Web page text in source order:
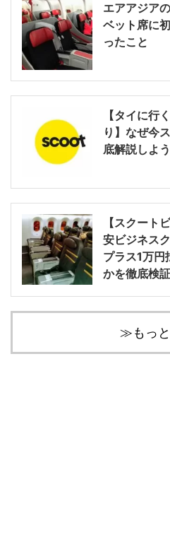
エアアジア
ベット席に
ったこと
【タイに行
り】なぜ今
底解説しよ
【スクート
安ビジネス
プラス1万円
かを徹底検証
≫もっ